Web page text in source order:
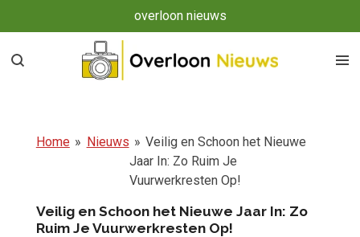
direct
naar
overloon nieuws
Home » Nieuws » Veilig en Schoon het Nieuwe
Jaar In: Zo Ruim Je
Vuurwerkresten Op!
Veilig en Schoon het Nieuwe Jaar In: Zo
Ruim Je Vuurwerkresten Op!